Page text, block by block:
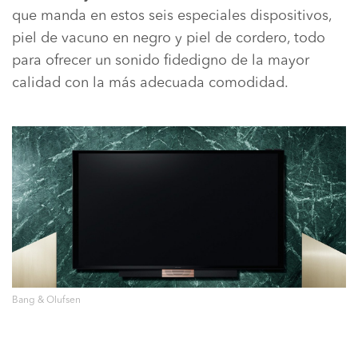
que manda en estos seis especiales dispositivos,
piel de vacuno en negro y piel de cordero, todo
para ofrecer un sonido fidedigno de la mayor
calidad con la más adecuada comodidad.
Bang & Olufsen